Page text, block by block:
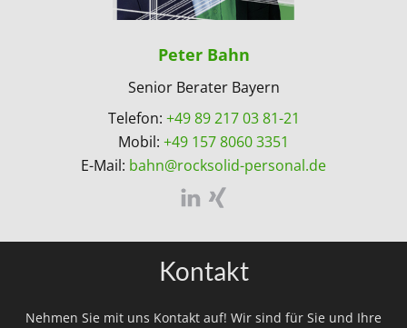
Peter Bahn
Senior Berater Bayern
Telefon: +49 89 217 03 81-21
Mobil: +49 157 8060 3351
E-Mail: bahn@rocksolid-personal.de
Kontakt
Nehmen Sie mit uns Kontakt auf! Wir sind für Sie und Ihre